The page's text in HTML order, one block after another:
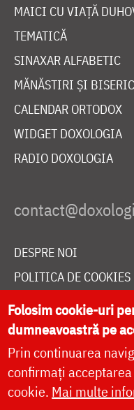
MAICI CU VIAȚĂ
TEMATICĂ
SINAXAR ALFABETIC
MĂNĂSTIRI ȘI
CALENDAR ORTODOX
WIDGET DOXOLOGIA
RADIO DOXOLOGIA
DESPRE NOI
POLITICA DE COOKIES
DONEAZĂ ONLINE
LIVE
Folosim cookie-uri
dumneavoastră pe
Prin continuarea
confirmați
cookie. Mai multe